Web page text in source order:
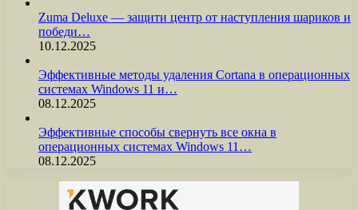
Zuma Deluxe — защити центр от наступления шариков и
победи…
10.12.2025
Эффективные методы удаления Cortana в операционных
системах Windows 11 и…
08.12.2025
Эффективные способы свернуть все окна в
операционных системах Windows 11…
08.12.2025